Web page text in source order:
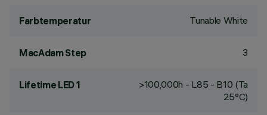
Farbtemperatur Tunable White
MacAdam Step 3
Lifetime LED 1
>100,000h - L85 - B10 (Ta
25°C)